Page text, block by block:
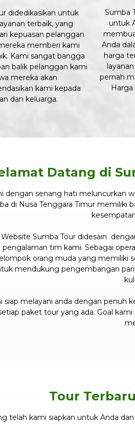
didedikasikan untuk
terbaik, yang
kepuasan pelanggan
memberi kami
Kami sangat bangga
balik pelanggan kami
mereka akan
kami kepada
dan keluarga.
Sumba
untuk
Anda
harga
pernah
Datang di
dengan senang hati meluncurkan
di Nusa Tenggara Timur memiliki
Website Sumba Tour didesain
pengalaman tim kami. Sebagai
orang muda yang memiliki
mendukung pengembangan
siap melayani anda dengan penuh
paket tour yang ada. Goal
Tour Terbaru
telah kami siapkan untuk Anda